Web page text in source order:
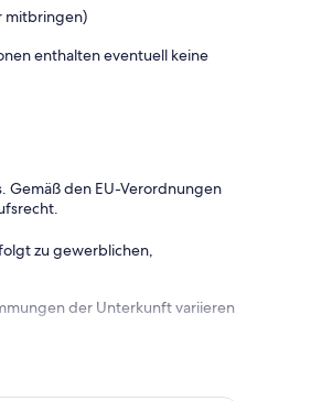
mitbringen)
enthalten eventuell keine
Gemäß den EU-Verordnungen
zu gewerblichen,
der Unterkunft variieren